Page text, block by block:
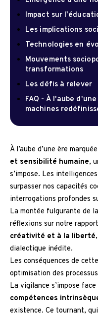
Impact sur
Les implications
Technologies en
Mouvements
transformations
Les défis à relever
FAQ - À l'aube
machines
À l’aube d’une ère
et sensibilité humaine,
s’impose. Les
surpasser nos capacités
interrogations profondes
La montée fulgurante de
réflexions sur notre
créativité et à la liberté
dialectique inédite.
Les conséquences de
optimisation des
La vigilance s’impose
compétences
existence. Ce tournant,